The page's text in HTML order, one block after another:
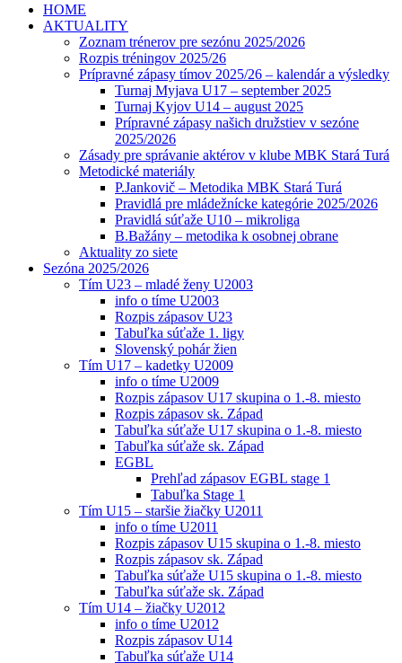
HOME
AKTUALITY
Zoznam trénerov pre sezónu 2025/2026
Rozpis tréningov 2025/26
Prípravné zápasy tímov 2025/26 – kalendár a výsledky
Turnaj Myjava U17 – september 2025
Turnaj Kyjov U14 – august 2025
Prípravné zápasy našich družstiev v sezóne
2025/2026
Zásady pre správanie aktérov v klube MBK Stará Turá
Metodické materiály
P.Jankovič – Metodika MBK Stará Turá
Pravidlá pre mládežnícke kategórie 2025/2026
Pravidlá súťaže U10 – mikroliga
B.Bažány – metodika k osobnej obrane
Aktuality zo siete
Sezóna 2025/2026
Tím U23 – mladé ženy U2003
info o tíme U2003
Rozpis zápasov U23
Tabuľka súťaže 1. ligy
Slovenský pohár žien
Tím U17 – kadetky U2009
info o tíme U2009
Rozpis zápasov U17 skupina o 1.-8. miesto
Rozpis zápasov sk. Západ
Tabuľka súťaže U17 skupina o 1.-8. miesto
Tabuľka súťaže sk. Západ
EGBL
Prehľad zápasov EGBL stage 1
Tabuľka Stage 1
Tím U15 – staršie žiačky U2011
info o tíme U2011
Rozpis zápasov U15 skupina o 1.-8. miesto
Rozpis zápasov sk. Západ
Tabuľka súťaže U15 skupina o 1.-8. miesto
Tabuľka súťaže sk. Západ
Tím U14 – žiačky U2012
info o tíme U2012
Rozpis zápasov U14
Tabuľka súťaže U14